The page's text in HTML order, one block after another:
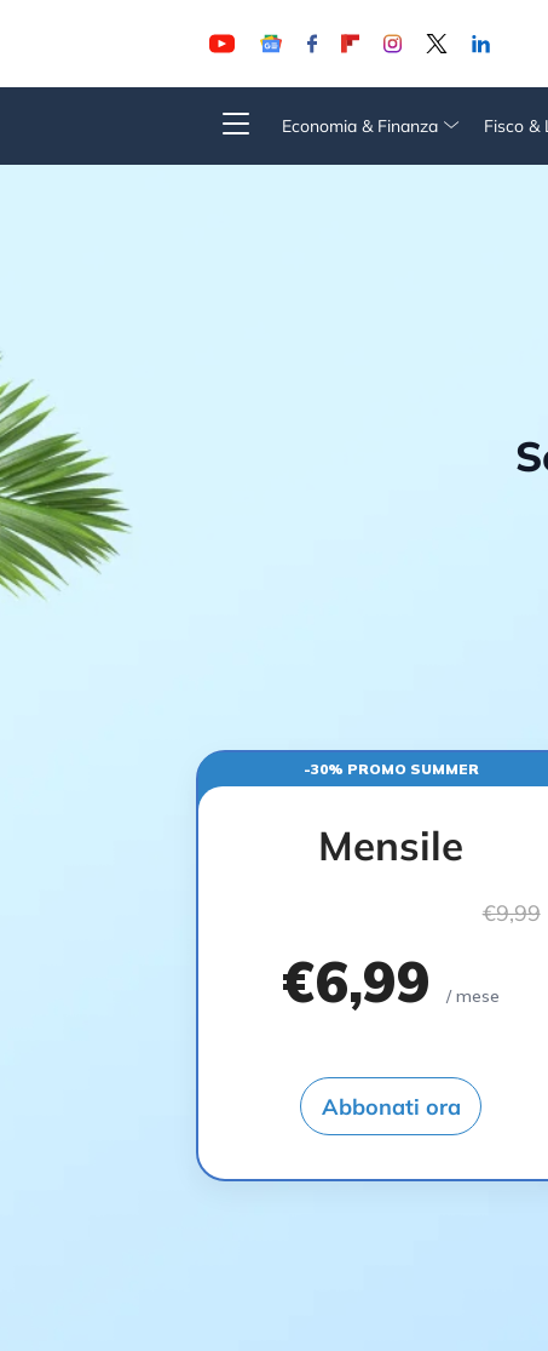
Economia & Finanza Fisco &
-30% PROMO SUMMER
Mensile
€9,99
€6,99/ mese
Abbonati ora